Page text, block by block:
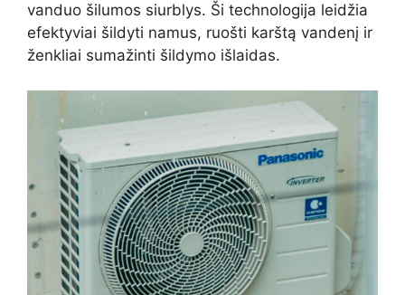
vanduo šilumos siurblys. Ši technologija leidžia
efektyviai šildyti namus, ruošti karštą vandenį ir
ženkliai sumažinti šildymo išlaidas.